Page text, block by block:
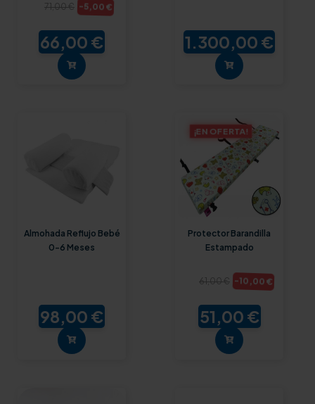
71,00 € -5,00 €
66,00 € 1.300,00 €
Almohada Reflujo Bebé
0-6 Meses
98,00 €
¡EN OFERTA!
Protector Barandilla
Estampado
61,00 € -10,00 €
51,00 €